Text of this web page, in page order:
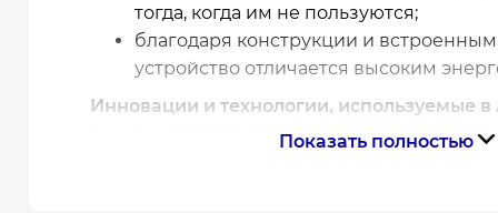
тогда, когда им не пользуются;
благодаря конструкции и
устройство отличается высоким
Инновации и технологии, используемые
Steatite WI-FI 80 ES-MP0652F220-S WD
Показать полностью